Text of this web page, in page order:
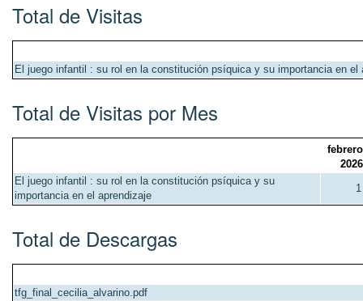
Total de Visitas
El juego infantil : su rol en la constitución psíquica y su importancia en el
Total de Visitas por Mes
febrero
2026
El juego infantil : su rol en la constitución psíquica y su
importancia en el aprendizaje
1
Total de Descargas
tfg_final_cecilia_alvarino.pdf